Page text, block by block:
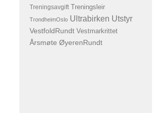
Treningsavgift
Treningsleir
TrondheimOslo Ultrabirken Utstyr
VestfoldRundt Vestmarkrittet
Årsmøte ØyerenRundt